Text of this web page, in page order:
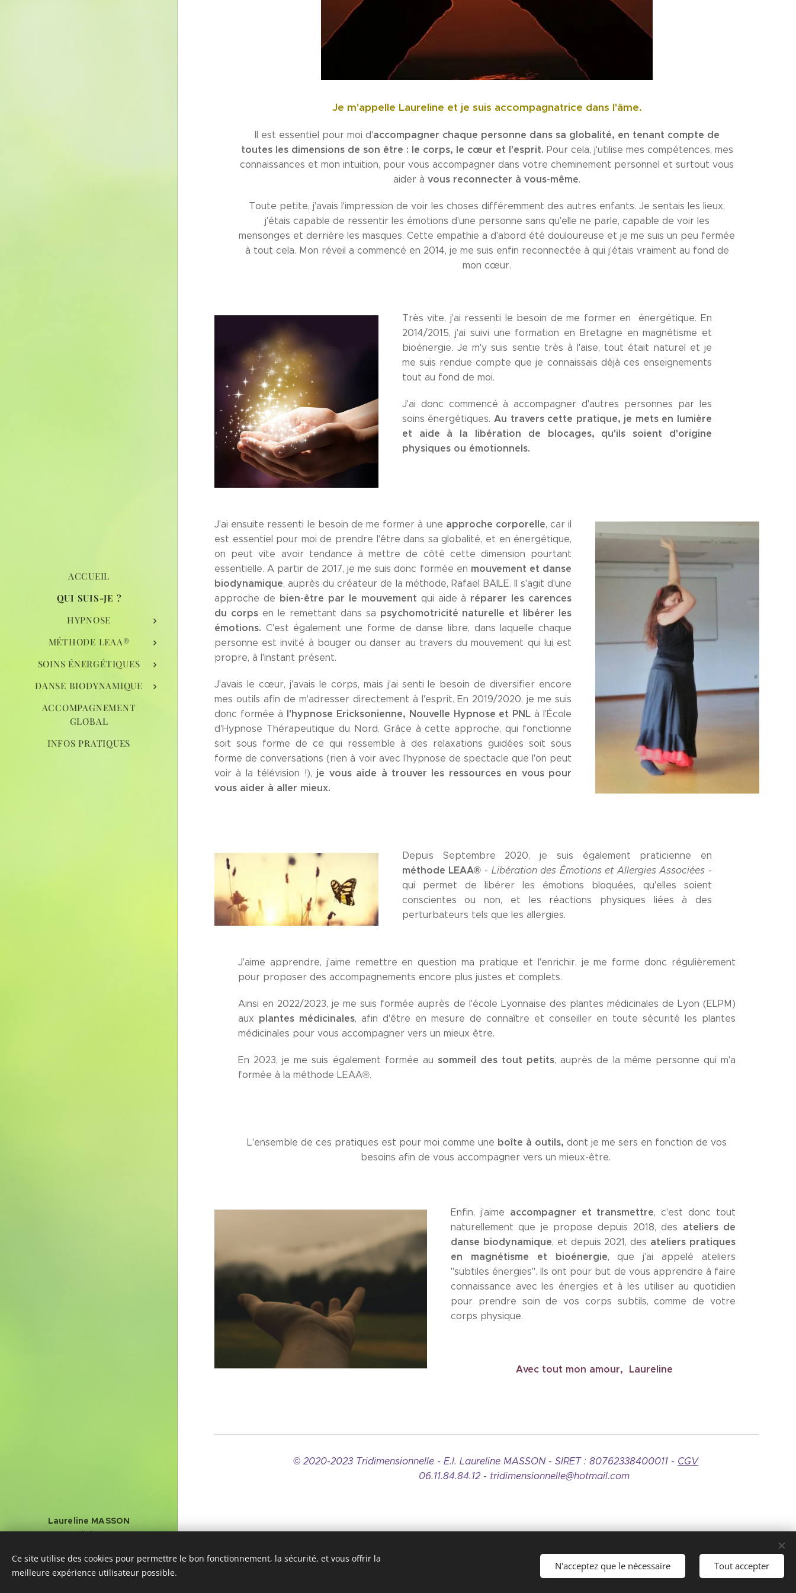
ACCUEIL
QUI SUIS-JE ?
HYPNOSE
MÉTHODE LEAA®
SOINS ÉNERGÉTIQUES
DANSE BIODYNAMIQUE
ACCOMPAGNEMENT
GLOBAL
INFOS PRATIQUES
Je m'appelle Laureline et je suis accompagnatrice dans l'âme.
Il est essentiel pour moi d'accompagner chaque personne dans sa globalité, en tenant compte de
toutes les dimensions de son être : le corps, le cœur et l'esprit. Pour cela, j'utilise mes compétences, mes
connaissances et mon intuition, pour vous accompagner dans votre cheminement personnel et surtout vous
aider à vous reconnecter à vous-même.
Toute petite, j'avais l'impression de voir les choses différemment des autres enfants. Je sentais les lieux,
j'étais capable de ressentir les émotions d'une personne sans qu'elle ne parle, capable de voir les
mensonges et derrière les masques. Cette empathie a d'abord été douloureuse et je me suis un peu fermée
à tout cela. Mon réveil a commencé en 2014, je me suis enfin reconnectée à qui j'étais vraiment au fond de
mon cœur.
Très vite, j'ai ressenti le besoin de me former en énergétique. En
2014/2015, j'ai suivi une formation en Bretagne en magnétisme et
bioénergie. Je m'y suis sentie très à l'aise, tout était naturel et je
me suis rendue compte que je connaissais déjà ces enseignements
tout au fond de moi.
J'ai donc commencé à accompagner d'autres personnes par les
soins énergétiques. Au travers cette pratique, je mets en lumière
et aide à la libération de blocages, qu'ils soient d'origine
physiques ou émotionnels.
J'ai ensuite ressenti le besoin de me former à une approche corporelle, car il
est essentiel pour moi de prendre l'être dans sa globalité, et en énergétique,
on peut vite avoir tendance à mettre de côté cette dimension pourtant
essentielle. A partir de 2017, je me suis donc formée en mouvement et danse
biodynamique, auprès du créateur de la méthode, Rafaël BAILE. Il s'agit d'une
approche de bien-être par le mouvement qui aide à réparer les carences
du corpsen le remettant dans sa psychomotricité naturelle et libérer les
émotions. C'est également une forme de danse libre, dans laquelle chaque
personne est invité à bouger ou danser au travers du mouvement qui lui est
propre, à l'instant présent.
J'avais le cœur, j'avais le corps, mais j'ai senti le besoin de diversifier encore
mes outils afin de m'adresser directement à l'esprit. En 2019/2020, je me suis
donc formée à l'hypnose Ericksonienne, Nouvelle Hypnose et PNL à l’École
d'Hypnose Thérapeutique du Nord. Grâce à cette approche, qui fonctionne
soit sous forme de ce qui ressemble à des relaxations guidées soit sous
forme de conversations (rien à voir avec l'hypnose de spectacle que l'on peut
voir à la télévision !), je vous aide à trouver les ressources en vous pour
vous aider à aller mieux.
Depuis Septembre 2020, je suis également praticienne en
méthode LEAA® - Libération des Émotions et Allergies Associées -
qui permet de libérer les émotions bloquées, qu'elles soient
conscientes ou non, et les réactions physiques liées à des
perturbateurs tels que les allergies.
J'aime apprendre, j'aime remettre en question ma pratique et l'enrichir, je me forme donc régulièrement
pour proposer des accompagnements encore plus justes et complets.
Ainsi en 2022/2023, je me suis formée auprès de l'école Lyonnaise des plantes médicinales de Lyon (ELPM)
aux plantes médicinales, afin d'être en mesure de connaître et conseiller en toute sécurité les plantes
médicinales pour vous accompagner vers un mieux être.
En 2023, je me suis également formée au sommeil des tout petits, auprès de la même personne qui m'a
formée à la méthode LEAA®.
L'ensemble de ces pratiques est pour moi comme une boîte à outils, dont je me sers en fonction de vos
besoins afin de vous accompagner vers un mieux-être. ​
Enfin, j'aime accompagner et transmettre, c'est donc tout
naturellement que je propose depuis 2018, des ateliers de
danse biodynamique, et depuis 2021, des ateliers pratiques
en magnétisme et bioénergie, que j'ai appelé ateliers
"subtiles énergies". Ils ont pour but de vous apprendre à faire
connaissance avec les énergies et à les utiliser au quotidien
pour prendre soin de vos corps subtils, comme de votre
corps physique.
Avec tout mon amour, Laureline
© 2020-2023 Tridimensionnelle - E.I. Laureline MASSON - SIRET : 80762338400011 - CGV
06.11.84.84.12 - tridimensionnelle@hotmail.com
Laureline MASSON
Conditions générales de vente
Webnode
Ce site utilise des cookies pour permettre le bon fonctionnement, la sécurité, et vous offrir la
meilleure expérience utilisateur possible.
N'acceptez que le nécessaire Tout accepter